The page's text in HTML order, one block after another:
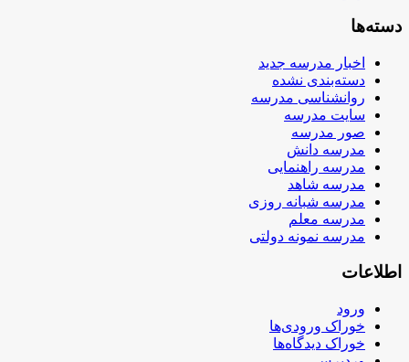
دسته‌ها
اخبار مدرسه جدید
دسته‌بندی نشده
روانشناسی مدرسه
سایت مدرسه
صور مدرسه
مدرسه دانش
مدرسه راهنمایی
مدرسه شاهد
مدرسه شبانه روزی
مدرسه معلم
مدرسه نمونه دولتی
اطلاعات
ورود
خوراک ورودی‌ها
خوراک دیدگاه‌ها